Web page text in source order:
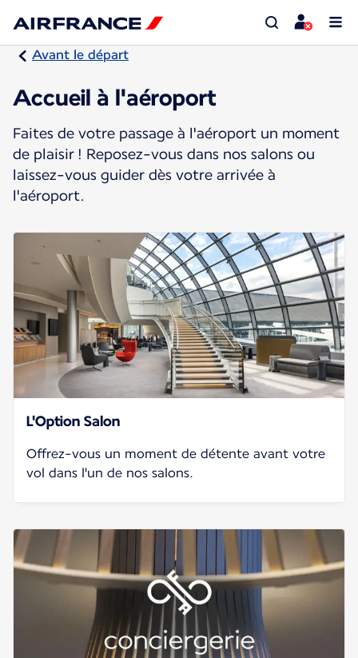
Avant le départ
Accueil à l'aéroport
Faites de votre passage à l'aéroport un moment
de plaisir ! Reposez-vous dans nos salons ou
laissez-vous guider dès votre arrivée à
l'aéroport.
L'Option Salon
Offrez-vous un moment de détente avant votre
vol dans l'un de nos salons.